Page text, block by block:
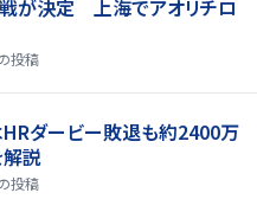
戦が決定 上海でアオリチロ
投稿
HRダービー敗退も約2400万
説
投稿